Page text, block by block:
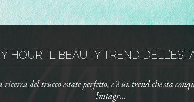
HOUR: IL BEAUTY TREND
ricerca del trucco estate perfetto, c'è un trend che sta
Instagr...